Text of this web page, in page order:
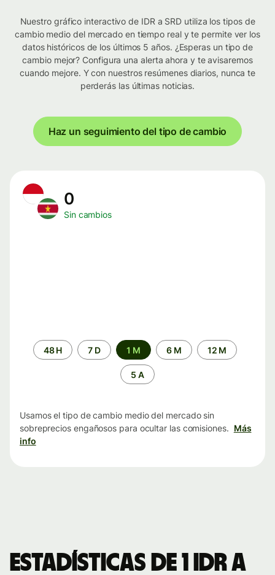
Nuestro gráfico interactivo de IDR a SRD utiliza los tipos de
cambio medio del mercado en tiempo real y te permite ver los
datos históricos de los últimos 5 años. ¿Esperas un tipo de
cambio mejor? Configura una alerta ahora y te avisaremos
cuando mejore. Y con nuestros resúmenes diarios, nunca te
perderás las últimas noticias.
Haz un seguimiento del tipo de cambio
0
Sin cambios
Periodo48 H 7 D 1 M 6 M 12 M
5 A
Usamos el tipo de cambio medio del mercado sin
sobreprecios engañosos para ocultar las comisiones. Más
info
Estadísticas de 1 IDR a